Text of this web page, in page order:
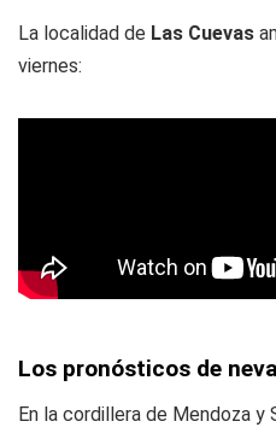
La localidad de Las Cuevas
viernes:
Los pronósticos de
En la cordillera de Mendoza y